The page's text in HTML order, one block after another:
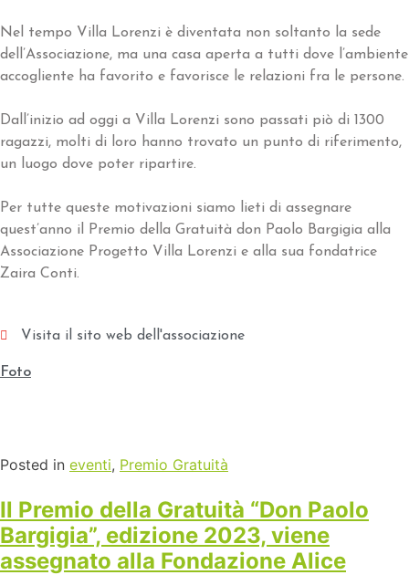
Nel tempo Villa Lorenzi è diventata non soltanto la sede
dell’Associazione, ma una casa aperta a tutti dove l’ambiente
accogliente ha favorito e favorisce le relazioni fra le persone.
Dall’inizio ad oggi a Villa Lorenzi sono passati piò di 1300
ragazzi, molti di loro hanno trovato un punto di riferimento,
un luogo dove poter ripartire.
Per tutte queste motivazioni siamo lieti di assegnare
quest’anno il Premio della Gratuità don Paolo Bargigia alla
Associazione Progetto Villa Lorenzi e alla sua fondatrice
Zaira Conti.
Visita il sito web dell'associazione
Foto
Posted in eventi, Premio Gratuità
Il Premio della Gratuità “Don Paolo
Bargigia”, edizione 2023, viene
assegnato alla Fondazione Alice